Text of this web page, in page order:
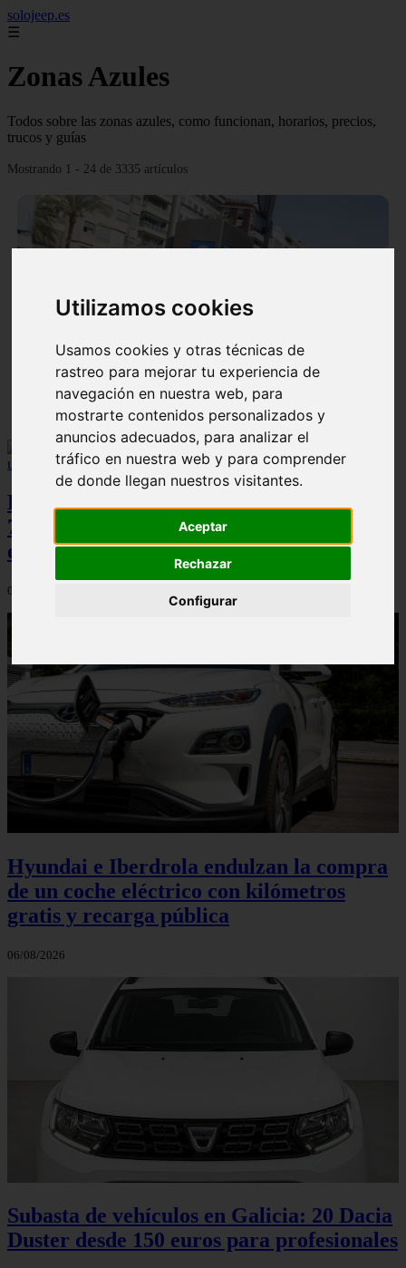
Utilizamos cookies
Usamos cookies y otras técnicas de
rastreo para mejorar tu experiencia de
navegación en nuestra web, para
mostrarte contenidos personalizados y
anuncios adecuados, para analizar el
tráfico en nuestra web y para comprender
de donde llegan nuestros visitantes.
Aceptar
Rechazar
Configurar
solojeep.es
☰
Zonas Azules
Todos sobre las zonas azules, como funcionan, horarios, precios,
trucos y guías
Mostrando 1 - 24 de 3335 artículos
▷ Zona Azul Córdoba 《 Horarios y Tarifas 2024 》
Peugeot acelera en el mercado español:
7.062 matriculaciones y un 5,9% de cuota
en julio
06/08/2026
Hyundai e Iberdrola endulzan la compra
de un coche eléctrico con kilómetros
gratis y recarga pública
06/08/2026
Subasta de vehículos en Galicia: 20 Dacia
Duster desde 150 euros para profesionales